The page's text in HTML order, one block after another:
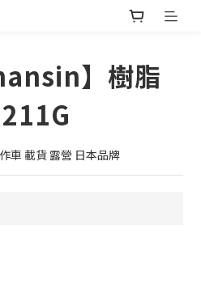
】樹脂
車 載貨 露營 日本品牌